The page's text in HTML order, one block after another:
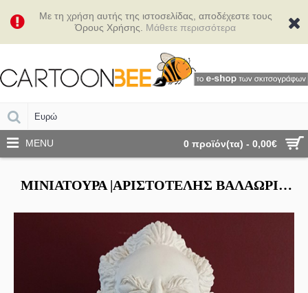
Με τη χρήση αυτής της ιστοσελίδας, αποδέχεστε τους
Όρους Χρήσης. Μάθετε περισσότερα
0 προϊόν(τα) - 0,00€
MENU
ΜΙΝΙΑΤΟΎΡΑ |ΑΡΙΣΤΟΤΈΛΗΣ ΒΑΛΑΩΡΊΤΗΣ (ΛΕΥΚΉ)